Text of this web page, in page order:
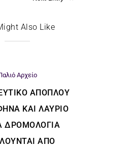
Also Like
Αρχείο
ΑΠΌΠΛΟΥ
ΚΑΙ ΛΑΎΡΙΟ
ΔΡΟΜΟΛΌΓΙΑ
ΑΠΌ